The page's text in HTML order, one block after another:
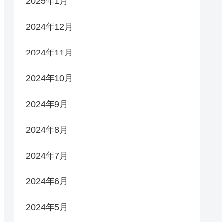
2024年12月
2024年11月
2024年10月
2024年9月
2024年8月
2024年7月
2024年6月
2024年5月